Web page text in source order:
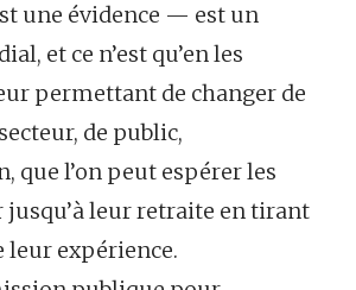
une évidence — est un
et ce n’est qu’en les
permettant de changer de
de public,
que l’on peut espérer les
jusqu’à leur retraite en tirant
expérience.